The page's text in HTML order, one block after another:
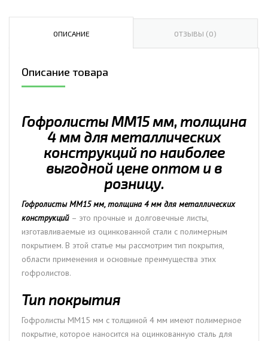
ММ15
для
конструкций
ОПИСАНИЕ ОТЗЫВЫ (0)
Описание товара
Гофролисты ММ15 мм, толщина
4 мм для металлических
конструкций по наиболее
выгодной цене оптом и в
розницу.
Гофролисты ММ15 мм, толщина 4 мм для металлических
конструкций – это прочные и долговечные листы,
изготавливаемые из оцинкованной стали с полимерным
покрытием. В этой статье мы рассмотрим тип покрытия,
области применения и основные преимущества этих
гофролистов.
Тип покрытия
Гофролисты ММ15 мм с толщиной 4 мм имеют полимерное
покрытие, которое наносится на оцинкованную сталь для